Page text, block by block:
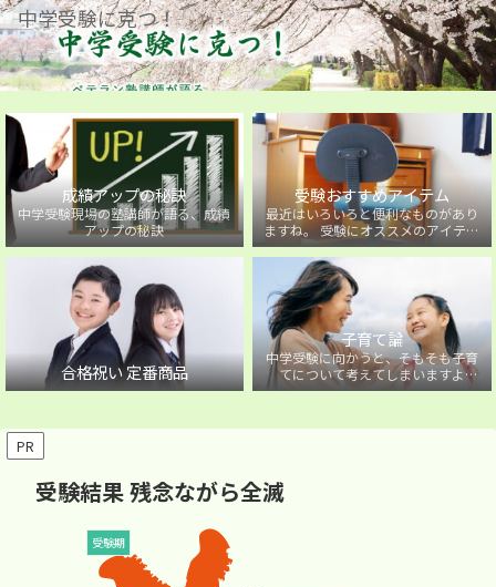
中学受験に克つ！
成績アップの秘訣
中学受験現場の塾講師が語る、成績
アップの秘訣
受験おすすめアイテム
最近はいろいろと便利なものがあり
ますね。 受験にオススメのアイテム
を紹介しています。
合格祝い 定番商品
子育て論
中学受験に向かうと、そもそも子育
てについて考えてしまいますよ
ね・・・。中学受験に向かうお子様
PR
受験結果 残念ながら全滅
受験期